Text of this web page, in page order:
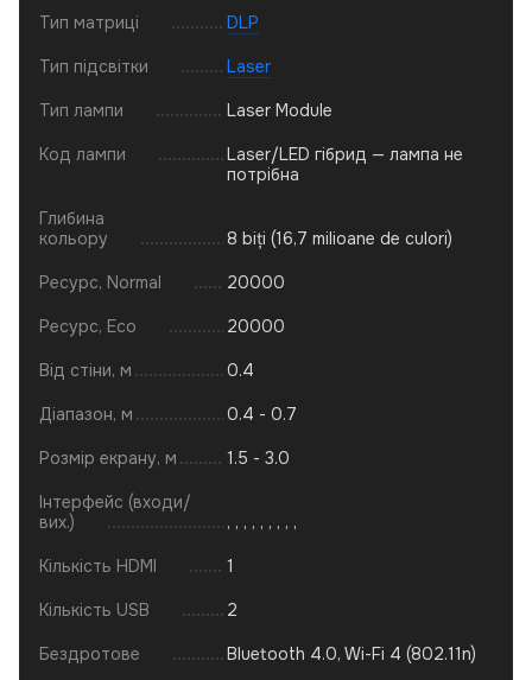
Тип матриці DLP
Тип підсвітки Laser
Тип лампи Laser Module
Код лампи
Laser/LED гібрид — лампа не
потрібна
Глибина
кольору
8 biți (16,7 milioane de culori)
Ресурс, Normal 20000
Ресурс, Eco 20000
Від стіни, м 0.4
Діапазон, м 0.4 - 0.7
Розмір екрану, м 1.5 - 3.0
Інтерфейс (входи/
вих.)
, , , , , , , , ,
Кількість HDMI 1
Кількість USB 2
Бездротове Bluetooth 4.0, Wi-Fi 4 (802.11n)